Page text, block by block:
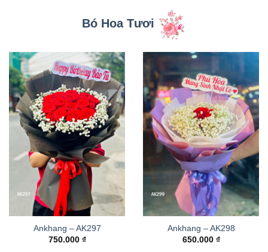
Bó Hoa Tươi
Ankhang – AK297
750.000 ₫
Ankhang – AK298
650.000 ₫